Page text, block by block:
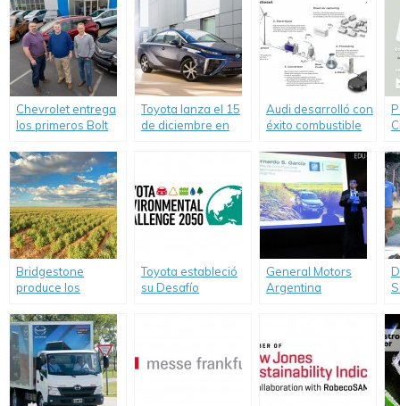
Chevrolet entrega
los primeros Bolt
Unidos.
Toyota lanza el 15
de diciembre en
Audi desarrolló con
éxito combustible
dióxido de carbono
y agua
Bridgestone
produce los
neumáticos de
caucho natural
Toyota estableció
su Desafío
General Motors
Argentina